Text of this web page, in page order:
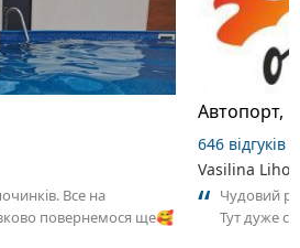
Все на
повернемося ще🥰
Автопорт,
646 відгуків
Vasilina
Чудовий
Тут дуже